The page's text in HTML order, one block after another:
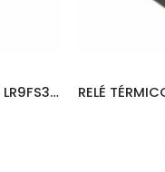
RELÉ TÉRMICO REG.380-630A LR9FS381 TELETRIC